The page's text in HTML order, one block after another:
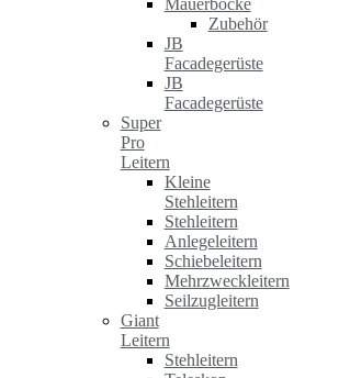
Mauerböcke
Zubehör
JB
Facadegerüste
JB
Facadegerüste
Super
Pro
Leitern
Kleine
Stehleitern
Stehleitern
Anlegeleitern
Schiebeleitern
Mehrzweckleitern
Seilzugleitern
Giant
Leitern
Stehleitern